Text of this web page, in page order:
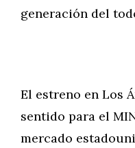
generación del
El estreno en Los
sentido para el
mercado